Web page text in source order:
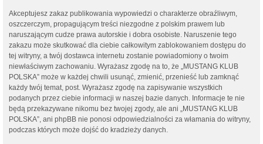
Akceptujesz zakaz publikowania wypowiedzi o charakterze obraźliwym,
oszczerczym, propagującym treści niezgodne z polskim prawem lub
naruszającym cudze prawa autorskie i dobra osobiste. Naruszenie tego
zakazu może skutkować dla ciebie całkowitym zablokowaniem dostępu do
tej witryny, a twój dostawca internetu zostanie powiadomiony o twoim
niewłaściwym zachowaniu. Wyrażasz zgodę na to, że „MUSTANG KLUB
POLSKA” może w każdej chwili usunąć, zmienić, przenieść lub zamknąć
każdy twój temat, post. Wyrażasz zgodę na zapisywanie wszystkich
podanych przez ciebie informacji w naszej bazie danych. Informacje te nie
będą przekazywane nikomu bez twojej zgody, ale ani „MUSTANG KLUB
POLSKA”, ani phpBB nie ponosi odpowiedzialności za włamania do witryny,
podczas których może dojść do kradzieży danych.